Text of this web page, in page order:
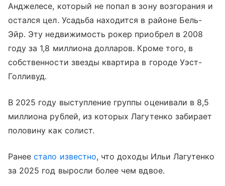
Анджелесе, который не попал в зону возгорания и
остался цел. Усадьба находится в районе Бель-
Эйр. Эту недвижимость рокер приобрел в 2008
году за 1,8 миллиона долларов. Кроме того, в
собственности звезды квартира в городе Уэст-
Голливуд.
В 2025 году выступление группы оценивали в 8,5
миллиона рублей, из которых Лагутенко забирает
половину как солист.
Ранеестало известно, что доходы Ильи Лагутенко
за 2025 год выросли более чем вдвое.